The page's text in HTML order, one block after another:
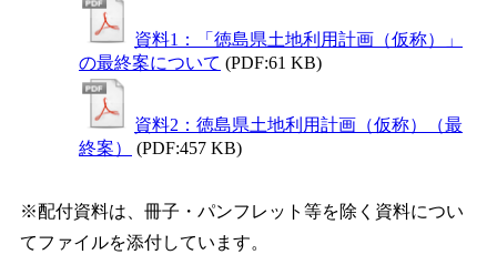
資料1：「徳島県土地利用計画（仮称）」
の最終案について (PDF:61 KB)
資料2：徳島県土地利用計画（仮称）（最
終案）
(PDF:457 KB)
※配付資料は、冊子・パンフレット等を除く資料につい
てファイルを添付しています。